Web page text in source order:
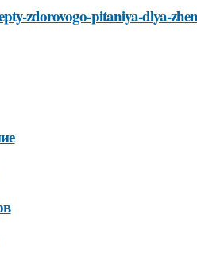
zdorovogo-pitaniya-dlya-